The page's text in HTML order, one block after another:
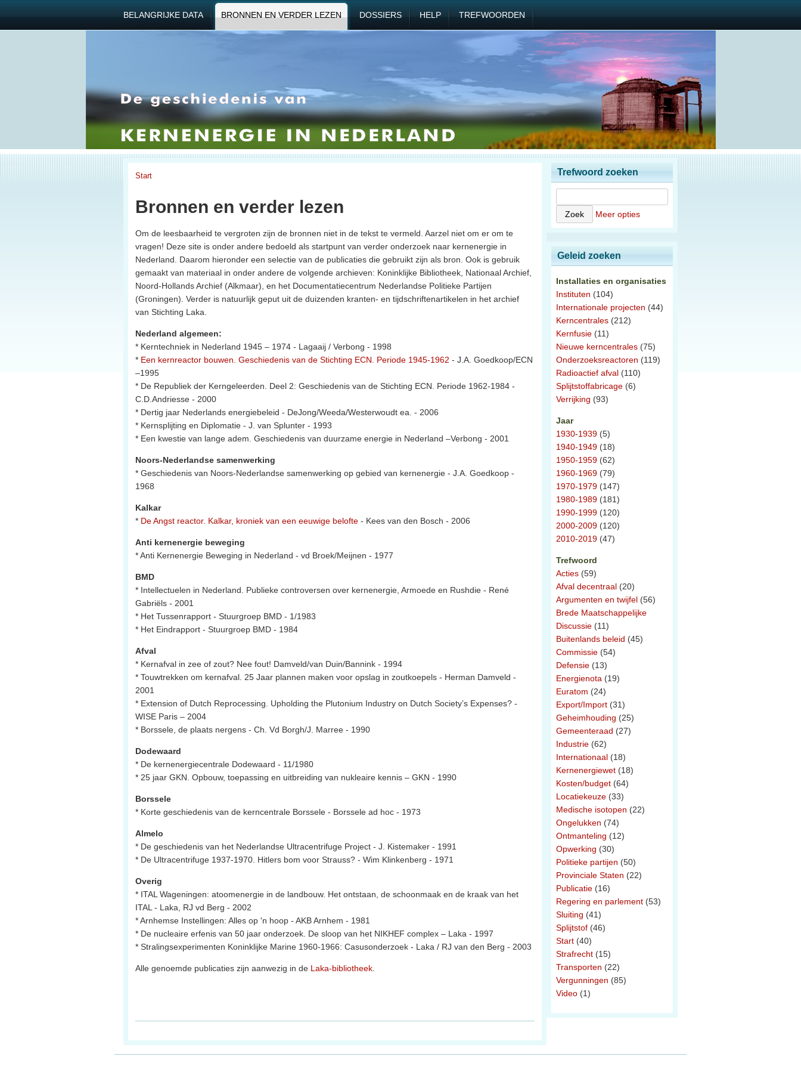
BELANGRIJKE DATA BRONNEN EN VERDER LEZEN DOSSIERS HELP TREFWOORDEN
Start
Bronnen en verder lezen
Om de leesbaarheid te vergroten zijn de bronnen niet in de tekst te vermeld. Aarzel niet om er om te
vragen! Deze site is onder andere bedoeld als startpunt van verder onderzoek naar kernenergie in
Nederland. Daarom hieronder een selectie van de publicaties die gebruikt zijn als bron. Ook is gebruik
gemaakt van materiaal in onder andere de volgende archieven: Koninklijke Bibliotheek, Nationaal Archief,
Noord-Hollands Archief (Alkmaar), en het Documentatiecentrum Nederlandse Politieke Partijen
(Groningen). Verder is natuurlijk geput uit de duizenden kranten- en tijdschriftenartikelen in het archief
van Stichting Laka.
Nederland algemeen:
* Kerntechniek in Nederland 1945 – 1974 - Lagaaij / Verbong - 1998
* Een kernreactor bouwen. Geschiedenis van de Stichting ECN. Periode 1945-1962 - J.A. Goedkoop/ECN
–1995
* De Republiek der Kerngeleerden. Deel 2: Geschiedenis van de Stichting ECN. Periode 1962-1984 -
C.D.Andriesse - 2000
* Dertig jaar Nederlands energiebeleid - DeJong/Weeda/Westerwoudt ea. - 2006
* Kernsplijting en Diplomatie - J. van Splunter - 1993
* Een kwestie van lange adem. Geschiedenis van duurzame energie in Nederland –Verbong - 2001
Noors-Nederlandse samenwerking
* Geschiedenis van Noors-Nederlandse samenwerking op gebied van kernenergie - J.A. Goedkoop -
1968
Kalkar
* De Angst reactor. Kalkar, kroniek van een eeuwige belofte - Kees van den Bosch - 2006
Anti kernenergie beweging
* Anti Kernenergie Beweging in Nederland - vd Broek/Meijnen - 1977
BMD
* Intellectuelen in Nederland. Publieke controversen over kernenergie, Armoede en Rushdie - René
Gabriëls - 2001
* Het Tussenrapport - Stuurgroep BMD - 1/1983
* Het Eindrapport - Stuurgroep BMD - 1984
Afval
* Kernafval in zee of zout? Nee fout! Damveld/van Duin/Bannink - 1994
* Touwtrekken om kernafval. 25 Jaar plannen maken voor opslag in zoutkoepels - Herman Damveld -
2001
* Extension of Dutch Reprocessing. Upholding the Plutonium Industry on Dutch Society’s Expenses? -
WISE Paris – 2004
* Borssele, de plaats nergens - Ch. Vd Borgh/J. Marree - 1990
Dodewaard
* De kernenergiecentrale Dodewaard - 11/1980
* 25 jaar GKN. Opbouw, toepassing en uitbreiding van nukleaire kennis – GKN - 1990
Borssele
* Korte geschiedenis van de kerncentrale Borssele - Borssele ad hoc - 1973
Almelo
* De geschiedenis van het Nederlandse Ultracentrifuge Project - J. Kistemaker - 1991
* De Ultracentrifuge 1937-1970. Hitlers bom voor Strauss? - Wim Klinkenberg - 1971
Overig
* ITAL Wageningen: atoomenergie in de landbouw. Het ontstaan, de schoonmaak en de kraak van het
ITAL - Laka, RJ vd Berg - 2002
* Arnhemse Instellingen: Alles op 'n hoop - AKB Arnhem - 1981
* De nucleaire erfenis van 50 jaar onderzoek. De sloop van het NIKHEF complex – Laka - 1997
* Stralingsexperimenten Koninklijke Marine 1960-1966: Casusonderzoek - Laka / RJ van den Berg - 2003
Alle genoemde publicaties zijn aanwezig in de Laka-bibliotheek
Trefwoord zoeken
Meer opties
Geleid zoeken
Installaties en organisaties
Instituten (104)
Internationale projecten (44)
Kerncentrales (212)
Kernfusie (11)
Nieuwe kerncentrales (75)
Onderzoeksreactoren (119)
Radioactief afval (110)
Splijtstoffabricage (6)
Verrijking (93)
Jaar
1930-1939 (5)
1940-1949 (18)
1950-1959 (62)
1960-1969 (79)
1970-1979 (147)
1980-1989 (181)
1990-1999 (120)
2000-2009 (120)
2010-2019 (47)
Trefwoord
Acties (59)
Afval decentraal (20)
Argumenten en twijfel (56)
Brede Maatschappelijke
Discussie (11)
Buitenlands beleid (45)
Commissie (54)
Defensie (13)
Energienota (19)
Euratom (24)
Export/Import (31)
Geheimhouding (25)
Gemeenteraad (27)
Industrie (62)
Internationaal (18)
Kernenergiewet (18)
Kosten/budget (64)
Locatiekeuze (33)
Medische isotopen (22)
Ongelukken (74)
Ontmanteling (12)
Opwerking (30)
Politieke partijen (50)
Provinciale Staten (22)
Publicatie (16)
Regering en parlement (53)
Sluiting (41)
Splijtstof (46)
Start (40)
Strafrecht (15)
Transporten (22)
Vergunningen (85)
Video (1)